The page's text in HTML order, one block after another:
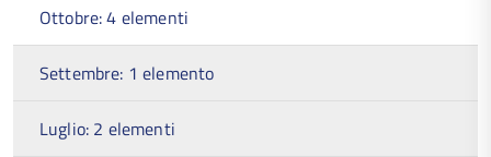
Ottobre: 4 elementi
Settembre: 1 elemento
Luglio: 2 elementi